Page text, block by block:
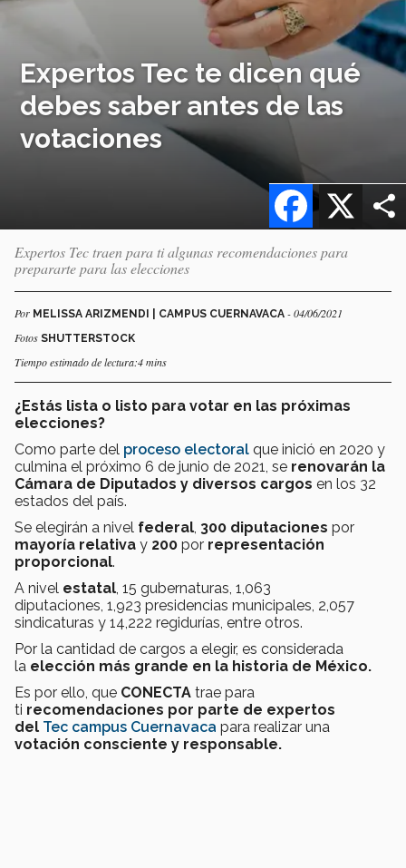
Expertos Tec te dicen qué
debes saber antes de las
votaciones
X
Facebook
Expertos Tec traen para ti algunas recomendaciones para
prepararte para las elecciones
Por MELISSA ARIZMENDI | CAMPUS CUERNAVACA - 04/06/2021
Fotos SHUTTERSTOCK
Tiempo estimado de lectura:4 mins
¿Estás lista o listo para votar en las próximas
elecciones?
Como parte del proceso electoral que inició en 2020 y
culmina el próximo 6 de junio de 2021, se renovarán la
Cámara de Diputados y diversos cargos en los 32
estados del país.
Se elegirán a nivel federal 300 diputaciones por
mayoría relativa y 200 por representación
proporcional.
A nivel estatal , 15 gubernaturas, 1,063
diputaciones, 1,923 presidencias municipales, 2,057
sindicaturas y 14,222 regidurías, entre otros.
Por la cantidad de cargos a elegir, es considerada
la elección más grande en la historia de México.
Es por ello, que CONECTA trae para
ti recomendaciones por parte de expertos
del Tec campus Cuernavaca para realizar una
votación consciente y responsable.